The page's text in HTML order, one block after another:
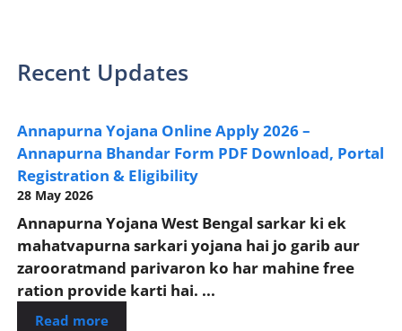
Recent Updates
Annapurna Yojana Online Apply 2026 –
Annapurna Bhandar Form PDF Download, Portal
Registration & Eligibility
28 May 2026
Annapurna Yojana West Bengal sarkar ki ek
mahatvapurna sarkari yojana hai jo garib aur
zarooratmand parivaron ko har mahine free
ration provide karti hai. ...
Read more